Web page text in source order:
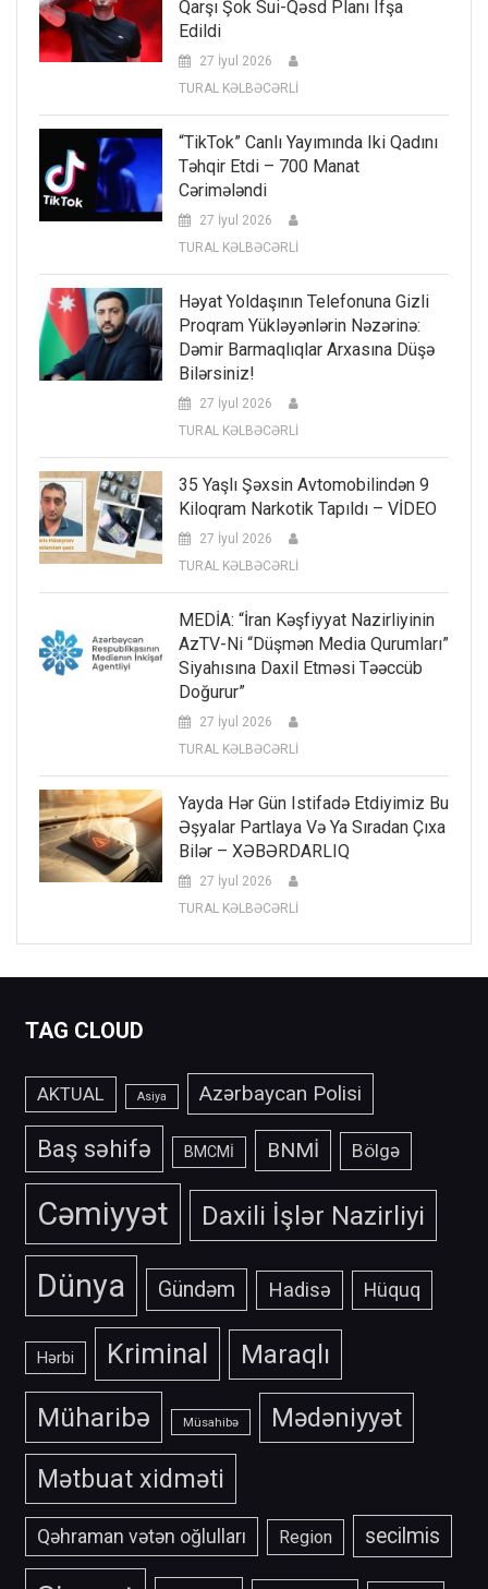
Qarşı Şok Sui-Qəsd Planı Ifşa
Edildi
27 İyul 2026
TURAL KƏLBƏCƏRLİ
“TikTok” Canlı Yayımında Iki Qadını
Təhqir Etdi – 700 Manat
Cərimələndi
27 İyul 2026
TURAL KƏLBƏCƏRLİ
Həyat Yoldaşının Telefonuna Gizli
Proqram Yükləyənlərin Nəzərinə:
Dəmir Barmaqlıqlar Arxasına Düşə
Bilərsiniz!
27 İyul 2026
TURAL KƏLBƏCƏRLİ
35 Yaşlı Şəxsin Avtomobilindən 9
Kiloqram Narkotik Tapıldı – VİDEO
27 İyul 2026
TURAL KƏLBƏCƏRLİ
MEDİA: “İran Kəşfiyyat Nazirliyinin
AzTV-Ni “düşmən Media Qurumları”
Siyahısına Daxil Etməsi Təəccüb
Doğurur”
27 İyul 2026
TURAL KƏLBƏCƏRLİ
Yayda Hər Gün Istifadə Etdiyimiz Bu
Əşyalar Partlaya Və Ya Sıradan Çıxa
Bilər – XƏBƏRDARLIQ
27 İyul 2026
TURAL KƏLBƏCƏRLİ
TAG CLOUD
AKTUAL Asiya Azərbaycan Polisi
Baş səhifə BMCMİ BNMİ Bölgə
Cəmiyyət Daxili İşlər Nazirliyi
Dünya Gündəm Hadisə Hüquq
Hərbi Kriminal Maraqlı
Müharibə Müsahibə
Mədəniyyət
Mətbuat xidməti
Qəhraman vətən oğlulları Region secilmis